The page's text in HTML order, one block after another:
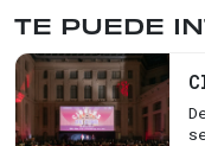
TE PUEDE